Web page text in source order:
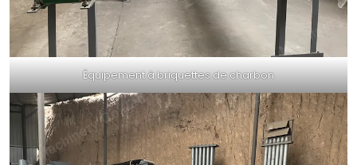
Équipement à briquettes de charbon